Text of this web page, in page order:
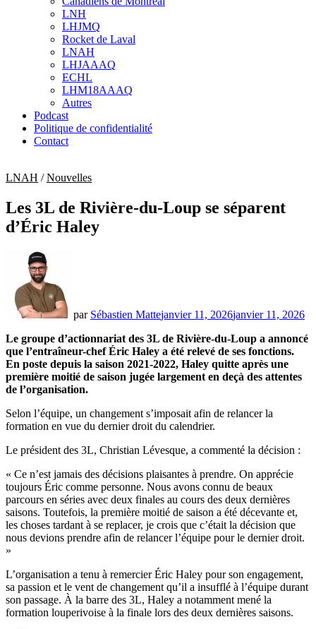
sub
menu
LNH
LHJMQ
Rocket de Laval
LNAH
LHJAAAQ
ECHL
LHM18AAAQ
Autres
Podcast
Politique de confidentialité
Contact
LNAH /Nouvelles
Les 3L de Rivière-du-Loup se séparent
d’Éric Haley
par Sébastien Mattejanvier 11, 2026janvier 11, 2026
Le groupe d’actionnariat des 3L de Rivière-du-Loup a annoncé
que l’entraîneur-chef Éric Haley a été relevé de ses fonctions.
En poste depuis la saison 2021-2022, Haley quitte après une
première moitié de saison jugée largement en deçà des attentes
de l’organisation.
Selon l’équipe, un changement s’imposait afin de relancer la
formation en vue du dernier droit du calendrier.
Le président des 3L, Christian Lévesque, a commenté la décision :
« Ce n’est jamais des décisions plaisantes à prendre. On apprécie
toujours Éric comme personne. Nous avons connu de beaux
parcours en séries avec deux finales au cours des deux dernières
saisons. Toutefois, la première moitié de saison a été décevante et,
les choses tardant à se replacer, je crois que c’était la décision que
nous devions prendre afin de relancer l’équipe pour le dernier droit.
»
L’organisation a tenu à remercier Éric Haley pour son engagement,
sa passion et le vent de changement qu’il a insufflé à l’équipe durant
son passage. À la barre des 3L, Haley a notamment mené la
formation louperivoise à la finale lors des deux dernières saisons.